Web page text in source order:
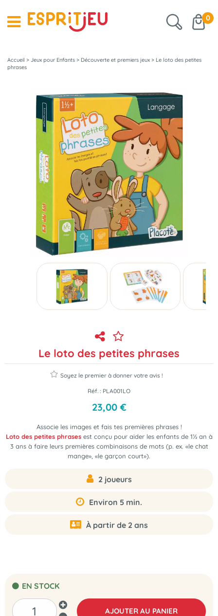
0
Accueil > Jeux pour Enfants > Découverte et premiers jeux > Le loto des petites
phrases
Le loto des petites phrases
Soyez le premier à donner votre avis !
Réf. : PLA001LO
23,00 €
Associe les images et fais tes premières phrases !
Loto des petites phrasesest conçu pour aider les enfants de 1½ an à
3 ans à faire leurs premières combinaisons de mots (p. ex. «le chat
mange», «le garçon court»).
2 joueurs
Environ 5 min.
À partir de 2 ans
EN STOCK
AJOUTER AU PANIER